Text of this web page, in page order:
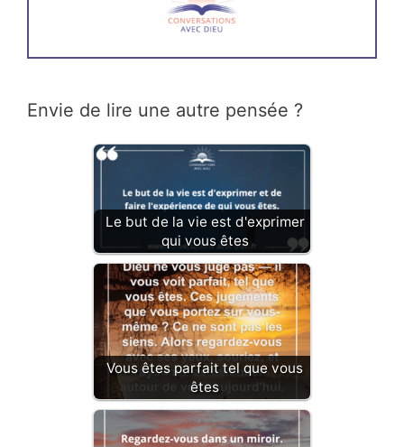
Envie de lire une autre pensée ?
Le but de la vie est d'exprimer
qui vous êtes
Vous êtes parfait tel que vous
êtes